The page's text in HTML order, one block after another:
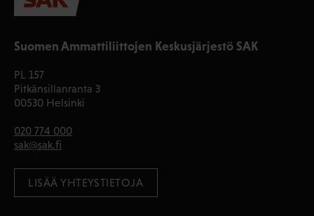
Suomen Ammattiliittojen Keskusjärjestö SAK
PL 157
Pitkänsillanranta 3
00530 Helsinki
020 774 000
sak@sak.fi
LISÄÄ YHTEYSTIETOJA